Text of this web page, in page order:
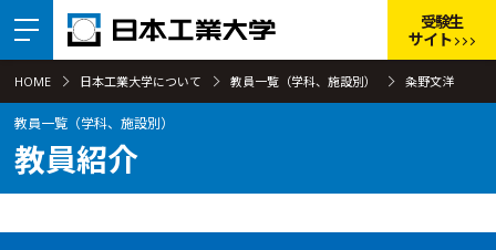
受験生
サイト
HOME 日本工業大学について 教員一覧（学科、施設別） 粂野文洋
教員一覧（学科、施設別）
教員紹介